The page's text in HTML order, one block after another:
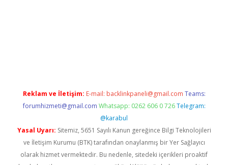
Reklam ve İletişim: E-mail: backlinkpaneli@gmail.com Teams:
forumhizmeti@gmail.com Whatsapp: 0262 606 0 726 Telegram:
@karabul
Yasal Uyarı: Sitemiz, 5651 Sayılı Kanun gereğince Bilgi Teknolojileri
ve İletişim Kurumu (BTK) tarafından onaylanmış bir Yer Sağlayıcı
olarak hizmet vermektedir. Bu nedenle, sitedeki içerikleri proaktif